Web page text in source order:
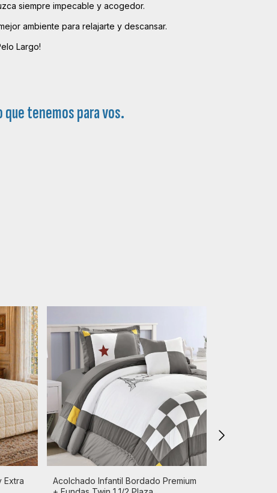
siempre impecable y acogedor.
ambiente para relajarte y descansar.
Largo!
tenemos para vos.
Extra
Acolchado Infantil Bordado Premium